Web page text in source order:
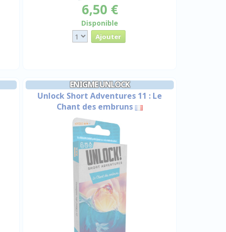
6,50 €
Disponible
ENIGME UNLOCK
Unlock Short Adventures 11 : Le
Chant des embruns